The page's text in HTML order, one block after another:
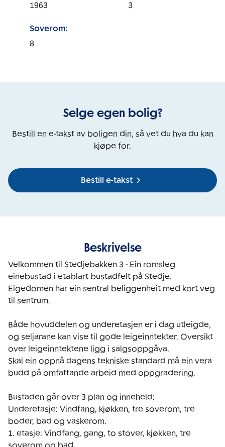
1963
3
Soverom:
8
Selge egen bolig?
Bestill en e-takst av boligen din, så vet du hva du kan
kjøpe for.
Bestill e-takst
Beskrivelse
Velkommen til Stedjebakken 3 - Ein romsleg
einebustad i etablart bustadfelt på Stedje.
Eigedomen har ein sentral beliggenheit med kort veg
til sentrum.
Både hovuddelen og underetasjen er i dag utleigde,
og seljarane kan vise til gode leigeinntekter. Oversikt
over leigeinntektene ligg i salgsoppgåva.
Skal ein oppnå dagens tekniske standard må ein vera
budd på omfattande arbeid med oppgradering.
Bustaden går over 3 plan og inneheld:
Underetasje: Vindfang, kjøkken, tre soverom, tre
boder, bad og vaskerom.
1. etasje: Vindfang, gang, to stover, kjøkken, tre